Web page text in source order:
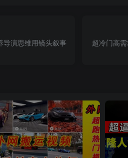
导演思维用镜头叙事
超冷门高